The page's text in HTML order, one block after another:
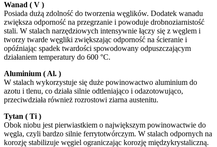
Wanad ( V )
Posiada dużą zdolność do tworzenia węglików. Dodatek wanadu
zwiększa odporność na przegrzanie i powoduje drobnoziarnistość
stali. W stalach narzędziowych intensywnie łączy się z węglem i
tworzy twarde węgliki zwiększając odporność na ścieranie i
opóźniając spadek twardości spowodowany odpuszczającym
działaniem temperatury do 600 °C.
Aluminium ( Al. )
W stalach wykorzystuje się duże powinowactwo aluminium do
azotu i tlenu, co działa silnie odtleniająco i odazotowująco,
przeciwdziała również rozrostowi ziarna austenitu.
Tytan ( Ti )
Obok niobu jest pierwiastkiem o największym powinowactwie do
węgla, czyli bardzo silnie ferrytotwórczym. W stalach odpornych na
korozję stabilizuje węgiel ograniczając korozję międzykrystaliczną.